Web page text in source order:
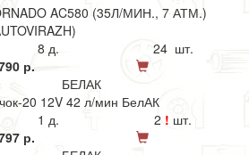
AC580 (35Л/МИН., 7 АТМ.)
8 д.
24 шт.
р.
БЕЛАК
20 12V 42 л/мин БелАК
1 д. 2 ! шт.
р.